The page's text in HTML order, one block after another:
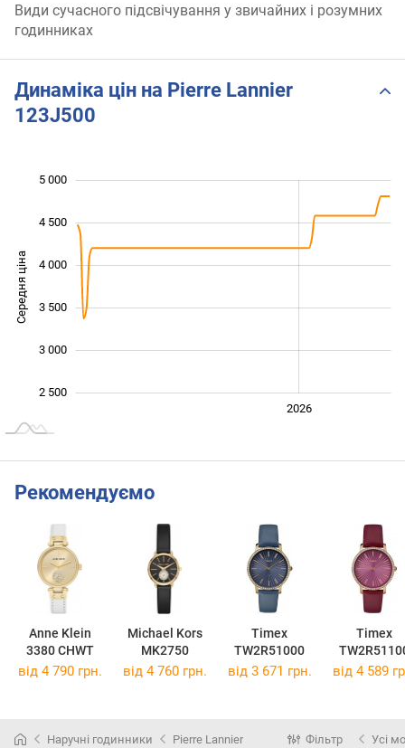
Види сучасного підсвічування у звичайних і розумних
годинниках
Динаміка цін на Pierre Lannier
123J500
Середня ціна
2 500
3 000
3 500
4 000
4 500
5 000
2026
Рекомендуємо
Anne Klein
3380 CHWT
Michael Kors
MK2750
Timex
TW2R51000
Timex
від 4 790 грн. від 4 760 грн. від 3 671 грн. від 4 589
Наручні годинники Pierre Lannier Фільтр Усі